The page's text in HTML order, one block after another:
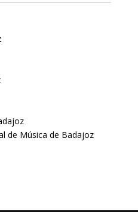
de Música de Badajoz